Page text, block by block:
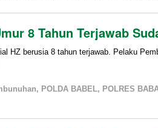
8 Tahun Terjawab
HZ berusia 8 tahun terjawab. Pelaku
, POLDA BABEL, POLRES